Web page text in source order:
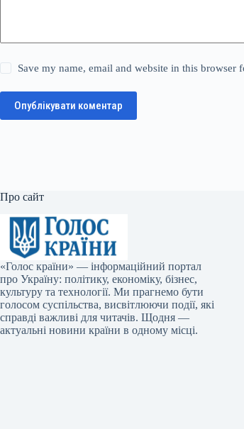
Save my name, email and website in this browser
Опублікувати коментар
Про сайт
«Голос країни» — інформаційний портал
про Україну: політику, економіку, бізнес,
культуру та технології. Ми прагнемо бути
голосом суспільства, висвітлюючи події, які
справді важливі для читачів. Щодня —
актуальні новини країни в одному місці.